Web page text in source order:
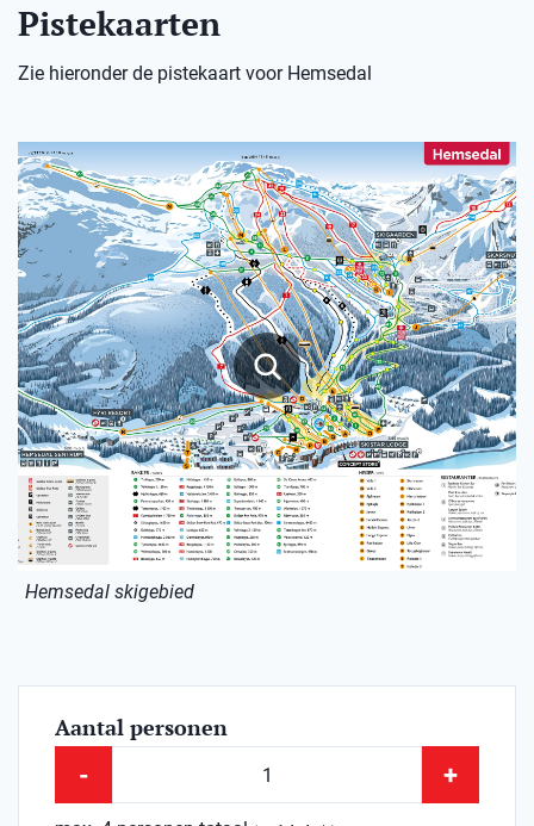
Pistekaarten
Zie hieronder de pistekaart voor Hemsedal
Hemsedal skigebied
Aantal personen
- +